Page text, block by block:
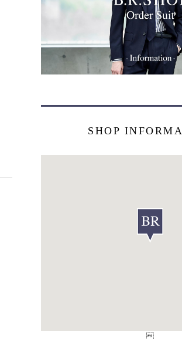
SHOP